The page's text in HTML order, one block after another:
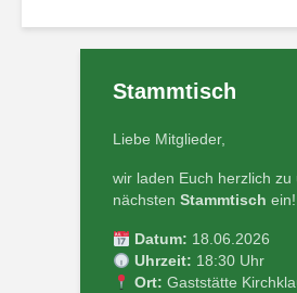
Stammtisch
Liebe Mitglieder,
wir laden Euch herzlich zu
nächsten Stammtisch ein!
Datum: 18.06.2026
Uhrzeit: 18:30 Uhr
Ort: Gaststätte